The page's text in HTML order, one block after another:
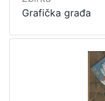
Grafička građa